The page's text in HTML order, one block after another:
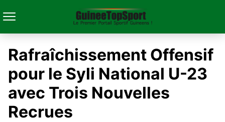
Rafraîchissement Offensif
pour le Syli National U-23
avec Trois Nouvelles
Recrues